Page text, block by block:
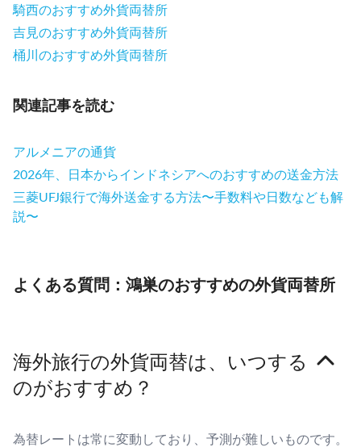
騎西のおすすめ外貨両替所
吉見のおすすめ外貨両替所
桶川のおすすめ外貨両替所
関連記事を読む
アルメニアの通貨
2026年、日本からインドネシアへのおすすめの送金方法
三菱UFJ銀行で海外送金する方法〜手数料や日数なども解
説〜
よくある質問：鴻巣のおすすめの外貨両替所
海外旅行の外貨両替は、いつする
のがおすすめ？
為替レートは常に変動しており、予測が難しいものです。